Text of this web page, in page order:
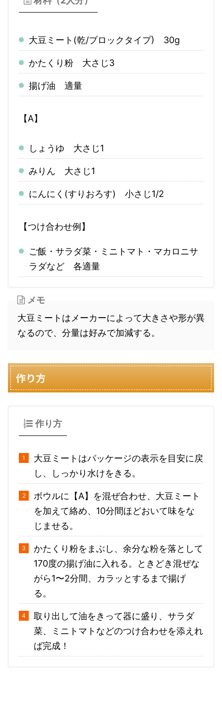
大豆ミート(乾/ブロックタイプ) 30g
かたくり粉 大さじ3
揚げ油 適量
【A】
しょうゆ 大さじ1
みりん 大さじ1
にんにく(すりおろす) 小さじ1/2
【つけ合わせ例】
ご飯・サラダ菜・ミニトマト・マカロニサ
ラダなど 各適量
メモ
大豆ミートはメーカーによって大きさや形が異
なるので、分量は好みで加減する。
作り方
作り方
大豆ミートはパッケージの表示を目安に戻
し、しっかり水けをきる。
ボウルに【A】を混ぜ合わせ、大豆ミート
を加えて絡め、10分間ほどおいて味をな
じませる。
かたくり粉をまぶし、余分な粉を落として
170度の揚げ油に入れる。ときどき混ぜな
がら1〜2分間、カラッとするまで揚げ
る。
取り出して油をきって器に盛り、サラダ
菜、ミニトマトなどのつけ合わせを添えれ
ば完成！